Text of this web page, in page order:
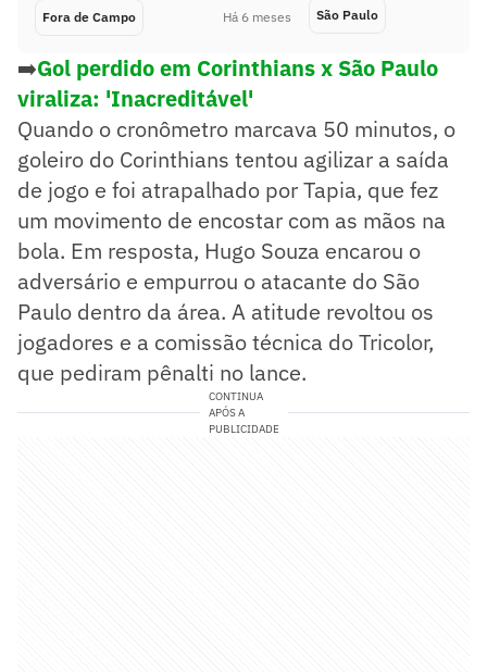
Fora de Campo Há 6 meses São Paulo
➡️Gol perdido em Corinthians x São Paulo
viraliza: 'Inacreditável'
Quando o cronômetro marcava 50 minutos, o
goleiro do Corinthians tentou agilizar a saída
de jogo e foi atrapalhado por Tapia, que fez
um movimento de encostar com as mãos na
bola. Em resposta, Hugo Souza encarou o
adversário e empurrou o atacante do São
Paulo dentro da área. A atitude revoltou os
jogadores e a comissão técnica do Tricolor,
que pediram pênalti no lance.
CONTINUA
APÓS A
PUBLICIDADE